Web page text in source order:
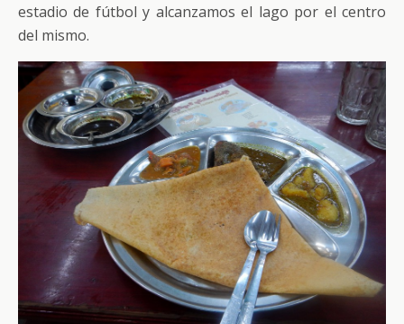
estadio de fútbol y alcanzamos el lago por el centro
del mismo.